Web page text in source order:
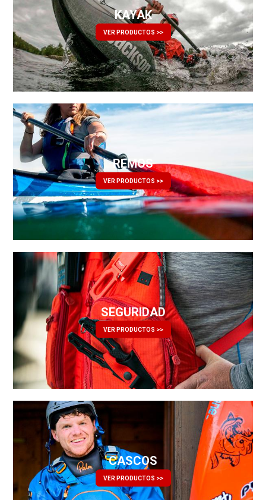
KAYAK
VER PRODUCTOS >>
REMOS
VER PRODUCTOS >>
SEGURIDAD
VER PRODUCTOS >>
CASCOS
VER PRODUCTOS >>